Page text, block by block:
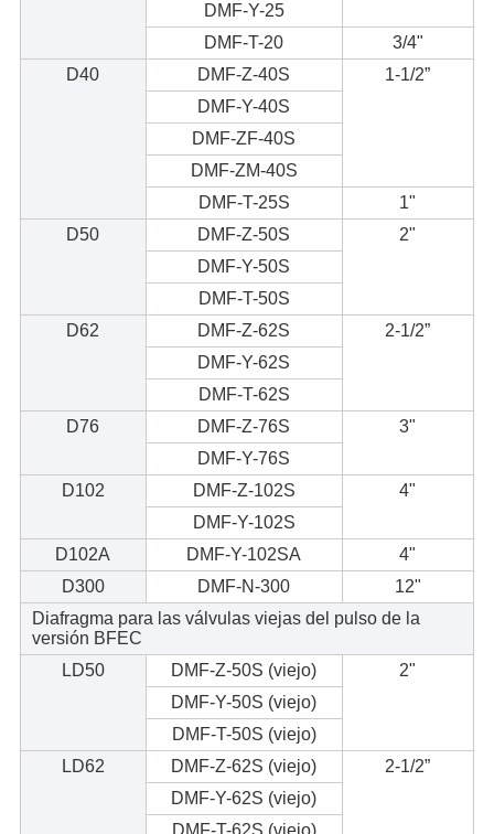
DMF-Y-25
DMF-T-20
3/4"
D40
DMF-Z-40S
1-1/2”
DMF-Y-40S
DMF-ZF-40S
DMF-ZM-40S
DMF-T-25S
1"
D50
DMF-Z-50S
2"
DMF-Y-50S
DMF-T-50S
D62
DMF-Z-62S
2-1/2”
DMF-Y-62S
DMF-T-62S
D76
DMF-Z-76S
3"
DMF-Y-76S
D102
DMF-Z-102S
4"
DMF-Y-102S
D102A
DMF-Y-102SA
4"
D300
DMF-N-300
12"
Diafragma para las válvulas viejas del pulso de la
versión BFEC
LD50
DMF-Z-50S (viejo)
2"
DMF-Y-50S (viejo)
DMF-T-50S (viejo)
LD62
DMF-Z-62S (viejo)
2-1/2”
DMF-Y-62S (viejo)